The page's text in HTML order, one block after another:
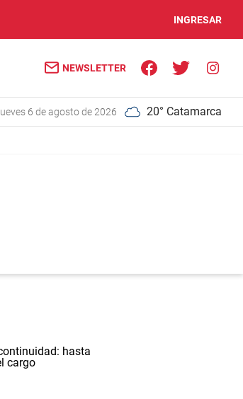
INGRESAR
NEWSLETTER
jueves 6 de agosto de 2026 20° Catamarca